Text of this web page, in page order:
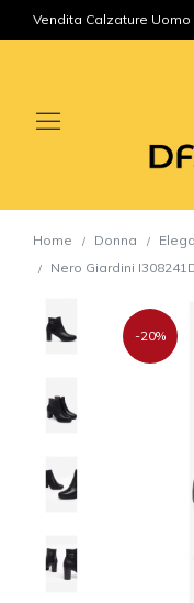
Vendita Calzature
Home Donna
Nero Giardini
-20%